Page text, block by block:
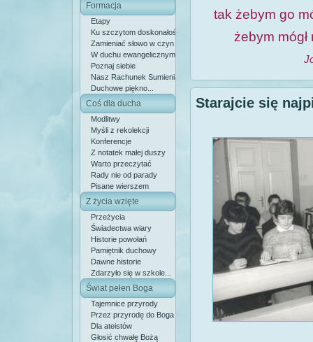
Formacja
Etapy
Ku szczytom doskonałości
Zamieniać słowo w czyn
W duchu ewangelicznym
Poznaj siebie
Nasz Rachunek Sumienia
Duchowe piękno...
Coś dla ducha
Modlitwy
Myśli z rekolekcji
Konferencje
Z notatek małej duszy
Warto przeczytać
Rady nie od parady
Pisane wierszem
Z życia wzięte
Przeżycia
Świadectwa wiary
Historie powołań
Pamiętnik duchowy
Dawne historie
Zdarzyło się w szkole...
Świat pełen Boga
Tajemnice przyrody
Przez przyrodę do Boga
Dla ateistów
Głosić chwałę Bożą
tak żebym go
żebym
Starajcie się